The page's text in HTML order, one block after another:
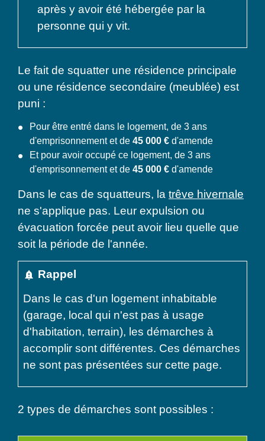
après y avoir été hébergée par la
personne qui y vit.
Le fait de squatter une résidence principale
ou une résidence secondaire (meublée) est
puni :
Pour être entré dans le logement, de 3 ans
d'emprisonnement et de 45 000 € d'amende
Et pour avoir occupé ce logement, de 3 ans
d'emprisonnement et de 45 000 € d'amende
Dans le cas de squatteurs, la trêve hivernale
ne s'applique pas. Leur expulsion ou
évacuation forcée peut avoir lieu quelle que
soit la période de l'année.
notification_important Rappel
Dans le cas d'un logement inhabitable
(garage, local qui n'est pas à usage
d'habitation, terrain), les démarches à
accomplir sont différentes. Ces démarches
ne sont pas présentées sur cette page.
2 types de démarches sont possibles :